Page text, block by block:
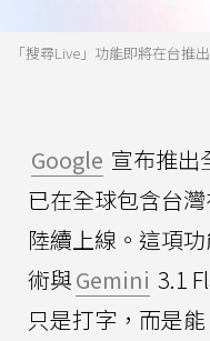
「搜尋Live」功能即將在台推
Google 宣布推出
已在全球包含台
陸續上線。這項
術與Gemini 3.1
只是打字，而是